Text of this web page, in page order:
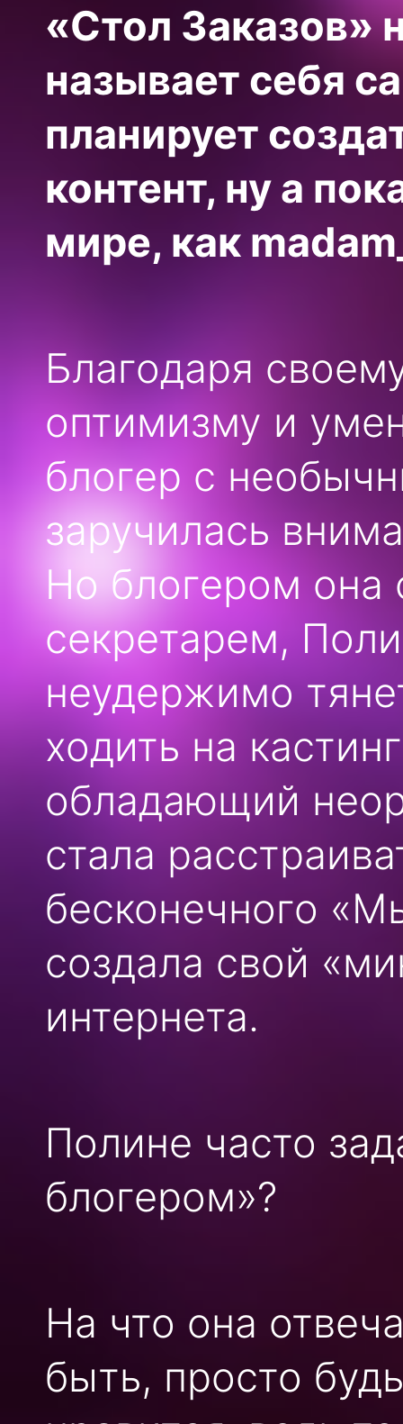
«Стол Заказов»
называет себя
планирует
контент, ну а
мире, как
Благодаря
оптимизму и
блогер с
заручилась
Но блогером она
секретарем,
неудержимо
ходить на
обладающий
стала
бесконечного
создала свой
интернета.
Полине часто
блогером»?
На что она
быть, просто